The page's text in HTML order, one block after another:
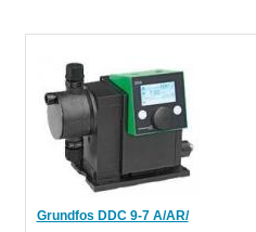
Grundfos DDС 9-7 A/AR/